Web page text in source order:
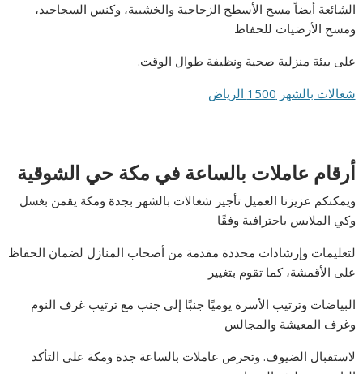
الشائعة أيضاً مسح الأسطح الزجاجية والخشبية، وكنس السجاجيد،
ومسح الأرضيات للحفاظ
على بيئة منزلية صحية ونظيفة طوال الوقت.
شغالات بالشهر 1500 الرياض
أرقام عاملات بالساعة في مكة حي الشوقية
ويمكنكم عزيزنا العميل تأجير شغالات بالشهر بجدة ومكة يقمن بغسل
وكي الملابس باحترافية وفقًا
لتعليمات وإرشادات محددة مقدمة من أصحاب المنازل لضمان الحفاظ
على الأقمشة، كما تقوم بتغيير
البياضات وترتيب الأسرة يوميًا جنبًا إلى جنب مع ترتيب غرف النوم
وغرف المعيشة والمجالس
لاستقبال الضيوف. وتحرص عاملات بالساعة جدة ومكة على التأكد